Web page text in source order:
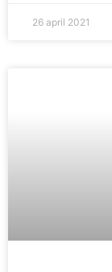
26 april 2021